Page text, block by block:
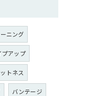
ニング
プアップ
トネス
バンテージ